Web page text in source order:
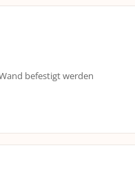
befestigt werden